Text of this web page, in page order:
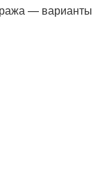
— варианты